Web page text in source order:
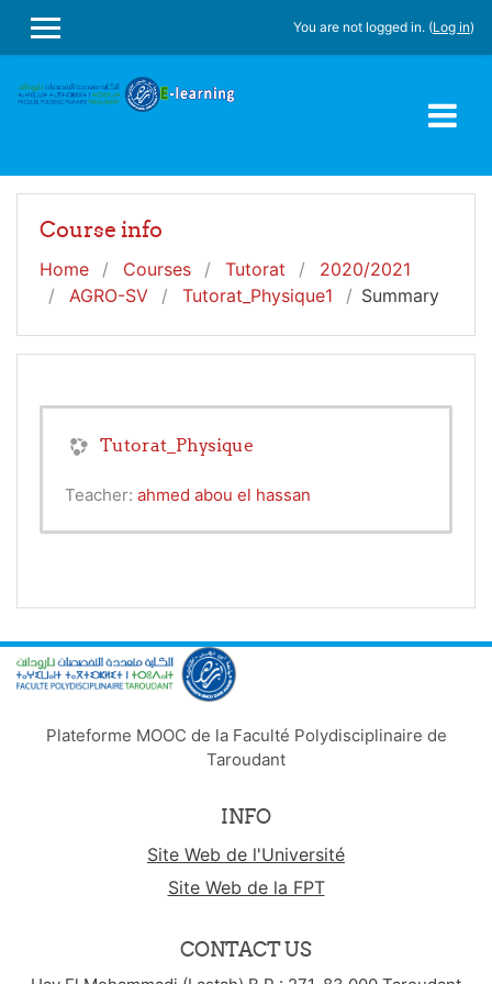
SIDE PANEL
You are not logged in. (Log in)
Course info
Home Courses Tutorat
2020/2021
AGRO-SV
Tutorat_Physique1 Summary
Tutorat_Physique
Teacher: ahmed abou el hassan
Plateforme MOOC de la Faculté Polydisciplinaire de
Taroudant
INFO
Site Web de l'Université
Site Web de la FPT
CONTACT US